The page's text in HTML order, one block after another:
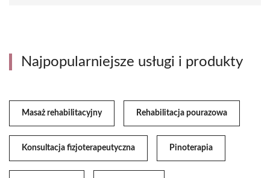
Najpopularniejsze usługi i produkty
Masaż rehabilitacyjny Rehabilitacja pourazowa
Konsultacja fizjoterapeutyczna Pinoterapia